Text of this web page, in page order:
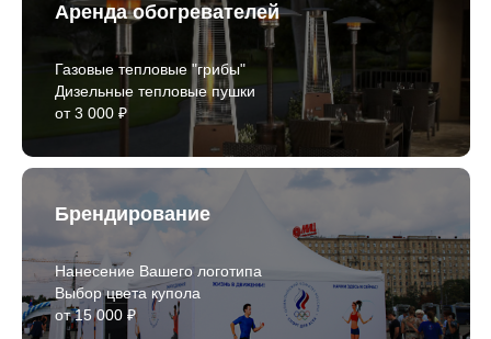
Аренда обогревателей
Газовые тепловые "грибы"
Дизельные тепловые пушки
от 3 000 ₽
Брендирование
Нанесение Вашего логотипа
Выбор цвета купола
от 15 000 ₽